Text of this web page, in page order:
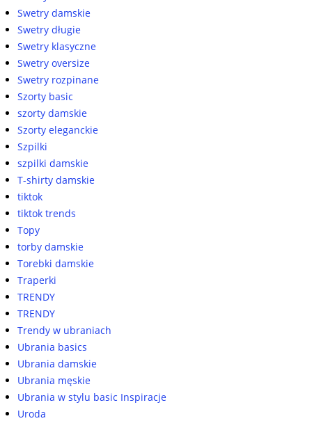
Swetry damskie
Swetry długie
Swetry klasyczne
Swetry oversize
Swetry rozpinane
Szorty basic
szorty damskie
Szorty eleganckie
Szpilki
szpilki damskie
T-shirty damskie
tiktok
tiktok trends
Topy
torby damskie
Torebki damskie
Traperki
TRENDY
TRENDY
Trendy w ubraniach
Ubrania basics
Ubrania damskie
Ubrania męskie
Ubrania w stylu basic Inspiracje
Uroda